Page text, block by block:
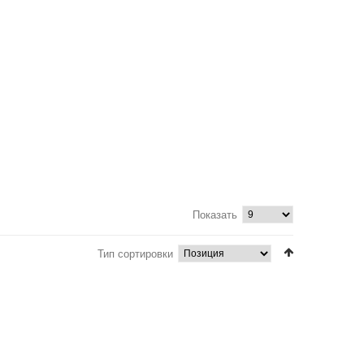
Показать
Тип сортировки